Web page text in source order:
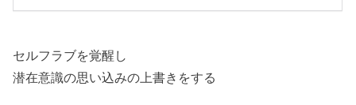
セルフラブを覚醒し
潜在意識の思い込みの上書きをする